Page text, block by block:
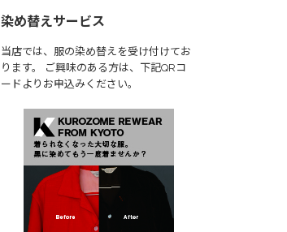
染め替えサービス
当店では、服の染め替えを受け付けてお
ります。 ご興味のある方は、下記QRコ
ードよりお申込みください。